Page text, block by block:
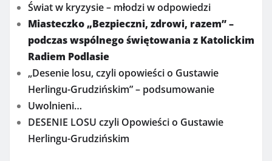
Świat w kryzysie – młodzi w odpowiedzi
Miasteczko „Bezpieczni, zdrowi, razem” –
podczas wspólnego świętowania z Katolickim
Radiem Podlasie
„Desenie losu, czyli opowieści o Gustawie
Herlingu-Grudzińskim” – podsumowanie
Uwolnieni…
DESENIE LOSU czyli Opowieści o Gustawie
Herlingu-Grudzińskim